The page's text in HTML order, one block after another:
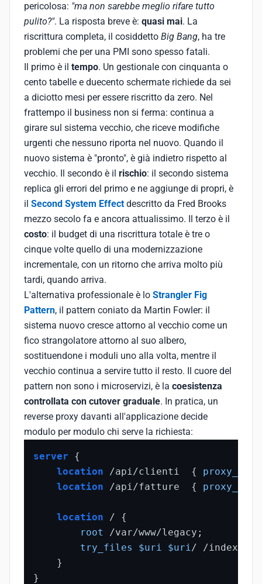
pericolosa: "ma non sarebbe meglio rifare tutto
pulito?". La risposta breve è: quasi mai. La
riscrittura completa, il cosiddetto Big Bang, ha tre
problemi che per una PMI sono spesso fatali.
Il primo è il tempo. Un gestionale con cinquanta o
cento tabelle e duecento schermate richiede da sei
a diciotto mesi per essere riscritto da zero. Nel
frattempo il business non si ferma: continua a
girare sul sistema vecchio, che riceve modifiche
urgenti che nessuno riporta nel nuovo. Quando il
nuovo sistema è "pronto", è già indietro rispetto al
vecchio. Il secondo è il rischio: il secondo sistema
replica gli errori del primo e ne aggiunge di propri, è
il Second System Effect descritto da Fred Brooks
mezzo secolo fa e ancora attualissimo. Il terzo è il
costo: il budget di una riscrittura totale è tre o
cinque volte quello di una modernizzazione
incrementale, con un ritorno che arriva molto più
tardi, quando arriva.
L'alternativa professionale è lo Strangler Fig
Pattern, il pattern coniato da Martin Fowler: il
sistema nuovo cresce attorno al vecchio come un
fico strangolatore attorno al suo albero,
sostituendone i moduli uno alla volta, mentre il
vecchio continua a servire tutto il resto. Il cuore del
pattern non sono i microservizi, è la coesistenza
controllata con cutover graduale. In pratica, un
reverse proxy davanti all'applicazione decide
modulo per modulo chi serve la richiesta:
server {
location /api/clienti  { proxy_pass
location /api/fatture  { proxy_pass
location /
root
/var/www/legacy;
try_files
$uri $uri/ /
    }
}